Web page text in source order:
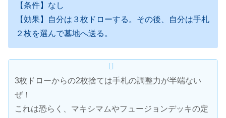
【条件】なし
【効果】自分は３枚ドローする。その後、自分は手札
２枚を選んで墓地へ送る。
3枚ドローからの2枚捨ては手札の調整力が半端ない
ぜ！
これは恐らく、マキシマムやフュージョンデッキの定